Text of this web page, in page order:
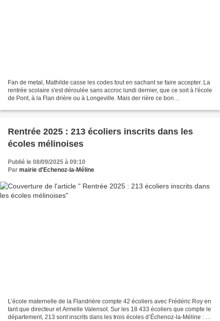
Fan de metal, Mathilde casse les codes tout en sachant se faire accepter. La
rentrée scolaire s'est déroulée sans accroc lundi dernier, que ce soit à l'école
de Pont, à la Flan drière ou à Longeville. Mais der rière ce bon
Rentrée 2025 : 213 écoliers inscrits dans les
écoles mélinoises
Publié le 08/09/2025 à 09:10
Par mairie d'Echenoz-la-Méline
L’école maternelle de la Flandrière compte 42 écoliers avec Frédéric Roy en
tant que directeur et Armelle Valensot. Sur les 18 433 écoliers que compte le
département, 213 sont inscrits dans les trois écoles d’Échenoz-la-Méline : «